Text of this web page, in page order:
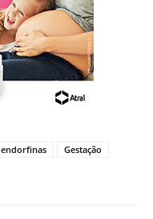
endorfinas
Gestação